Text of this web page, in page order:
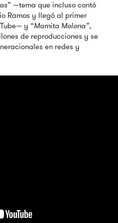
” —tema que incluso contó
Ramos y llegó al primer
y “Mamita Molona”,
de reproducciones y se
en redes y